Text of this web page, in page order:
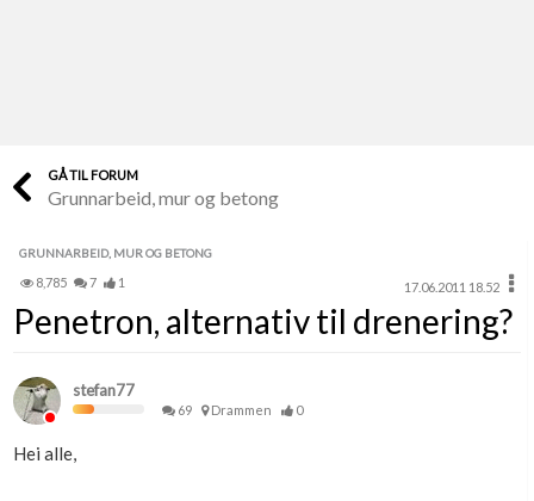
Finn håndverkere
Papirer som mangler
Skaff dokumentasjon som mangler
Kundeservice
Få svar på det du lurer på
GÅ TIL FORUM
Grunnarbeid, mur og betong
GRUNNARBEID, MUR OG BETONG
8,785 7 1 17.06.2011 18.52
Penetron, alternativ til drenering?
stefan77
69 Drammen 0
Hei alle,